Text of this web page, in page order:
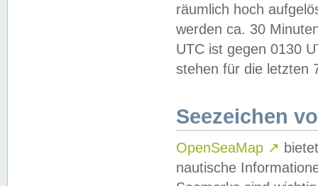
räumlich hoch
werden ca. 30
UTC ist gegen 0130
stehen für die letzten
Seezeichen
OpenSeaMap ↗
nautische